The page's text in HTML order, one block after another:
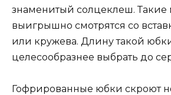
знаменитый солцеклеш. Такие
выигрышно смотрятся со
или кружева. Длину такой
целесообразнее выбрать до
Гофрированные юбки скроют